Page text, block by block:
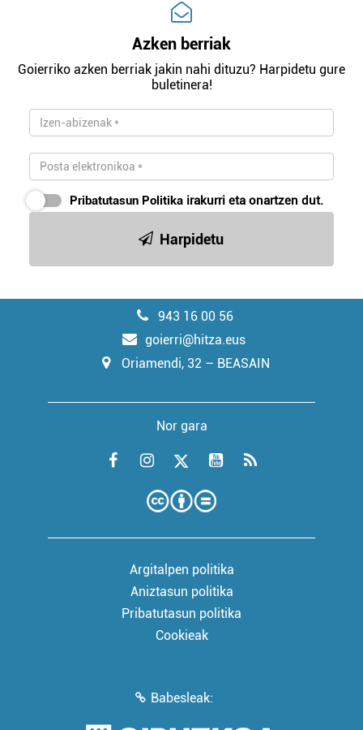
Azken berriak
Goierriko azken berriak jakin nahi dituzu? Harpidetu gure
buletinera!
Pribatutasun Politika irakurri eta onartzen dut.
Harpidetu
943 16 00 56
goierri@hitza.eus
Oriamendi, 32 – BEASAIN
Nor gara
Argitalpen politika
Aniztasun politika
Pribatutasun politika
Cookieak
Babesleak: